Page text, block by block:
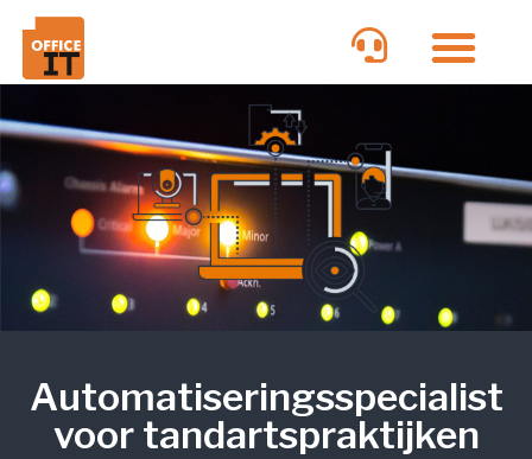
Automatiseringsspecialist
voor tandartspraktijken